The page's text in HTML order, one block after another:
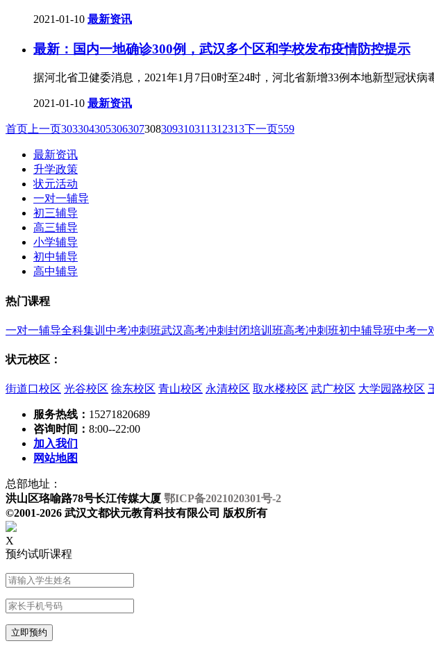
2021-01-10 最新资讯
最新：国内一地确诊300例，武汉多个区和学校发布疫情防控提示
据河北省卫健委消息，2021年1月7日0时至24时，河北省新增33例本地新型冠状
2021-01-10 最新资讯
首页 上一页303304305306307308309310311312313下一页559
最新资讯
升学政策
状元活动
一对一辅导
初三辅导
高三辅导
小学辅导
初中辅导
高中辅导
热门课程
一对一辅导全科集训 中考冲刺班武汉高考冲刺封闭培训班高考冲刺班初中辅导班中考一
状元校区：
街道口校区 光谷校区 徐东校区 青山校区 永清校区 取水楼校区 武广校区 大学园路校区
服务热线： 15271820689
咨询时间： 8:00--22:00
加入我们
网站地图
总部地址：
洪山区珞喻路78号长江传媒大厦 鄂ICP备2021020301号-2
©2001-2026 武汉文都状元教育科技有限公司 版权所有
X
预约试听课程